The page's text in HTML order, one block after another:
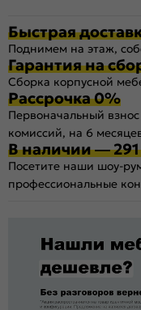
Быстрая
Поднимем на этаж,
Гарантия на
Сборка корпусной
Рассрочка 0%
Первоначальный
комиссий, на 6
В наличии —
Посетите наши шоу-
профессиональные